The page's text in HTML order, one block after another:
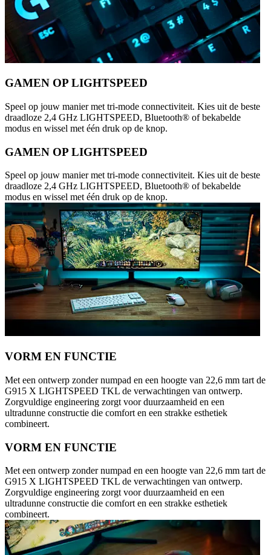
GAMEN OP LIGHTSPEED
Speel op jouw manier met tri-mode connectiviteit. Kies uit de beste
draadloze 2,4 GHz LIGHTSPEED, Bluetooth® of bekabelde
modus en wissel met één druk op de knop.
GAMEN OP LIGHTSPEED
Speel op jouw manier met tri-mode connectiviteit. Kies uit de beste
draadloze 2,4 GHz LIGHTSPEED, Bluetooth® of bekabelde
modus en wissel met één druk op de knop.
VORM EN FUNCTIE
Met een ontwerp zonder numpad en een hoogte van 22,6 mm tart de
G915 X LIGHTSPEED TKL de verwachtingen van ontwerp.
Zorgvuldige engineering zorgt voor duurzaamheid en een
ultradunne constructie die comfort en een strakke esthetiek
combineert.
VORM EN FUNCTIE
Met een ontwerp zonder numpad en een hoogte van 22,6 mm tart de
G915 X LIGHTSPEED TKL de verwachtingen van ontwerp.
Zorgvuldige engineering zorgt voor duurzaamheid en een
ultradunne constructie die comfort en een strakke esthetiek
combineert.